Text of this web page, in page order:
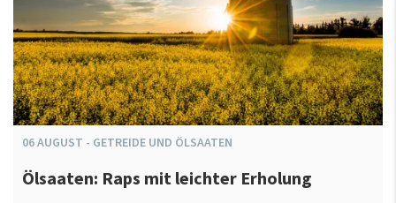
06AUGUST - GETREIDE UND ÖLSAATEN
Ölsaaten: Raps mit leichter Erholung